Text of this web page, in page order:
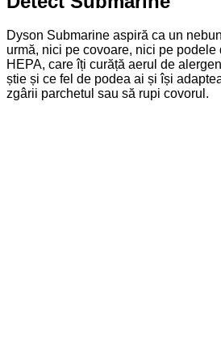
Dyson Submarine aspiră ca un
urmă, nici pe covoare, nici pe podele
HEPA, care îți curăță aerul de
știe și ce fel de podea ai și își
zgârii parchetul sau să rupi covorul.